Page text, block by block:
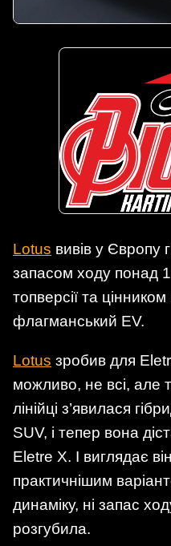
Lotus вивів у Європу
запасом ходу понад
топверсії та
флагманський EV.
Lotus зробив для
можливо, не всі, але
лінійці з’явилася
SUV, і тепер вона
Eletre X. І виглядає
практичнішим
динаміку, ні запас
розгубила.